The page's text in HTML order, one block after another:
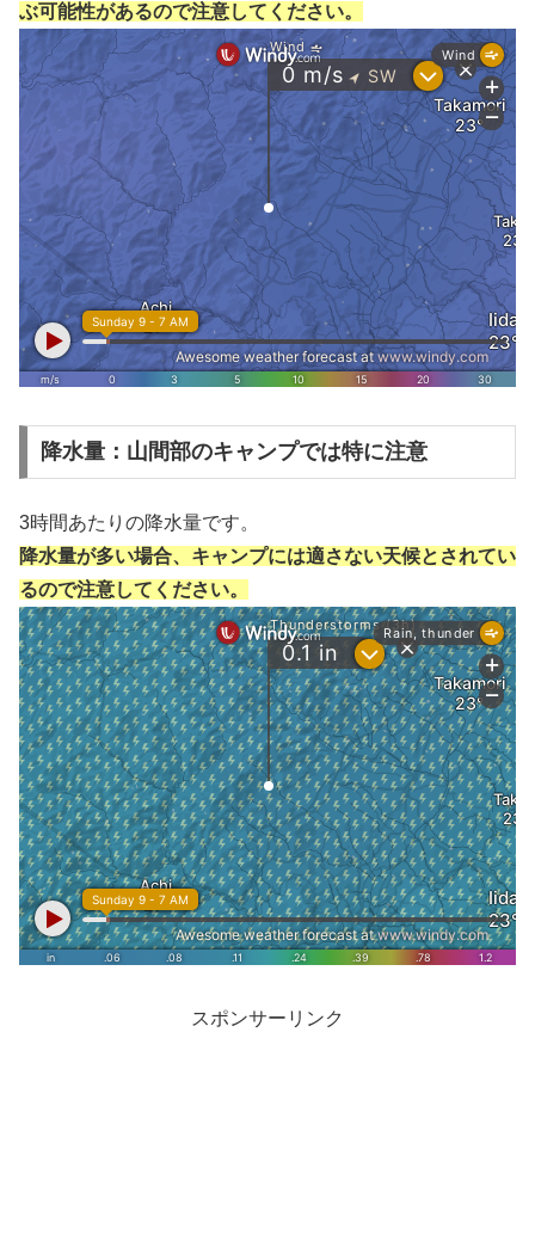
ぶ可能性があるので注意してください。
降水量：山間部のキャンプでは特に注意
3時間あたりの降水量です。
降水量が多い場合、キャンプには適さない天候とされてい
るので注意してください。
スポンサーリンク